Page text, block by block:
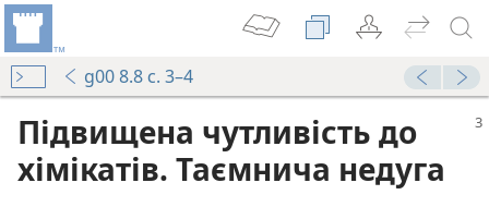
g00 8.8 с. 3–4
Підвищена чутливість до
хімікатів. Таємнича недуга